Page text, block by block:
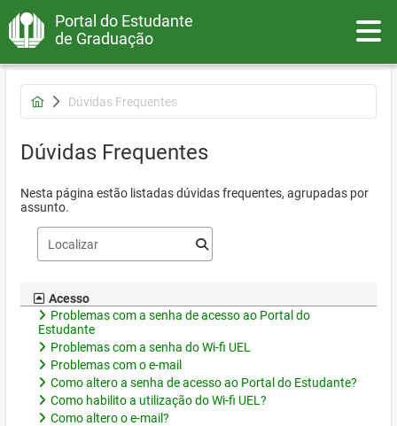
Portal do Estudante
de Graduação
Dúvidas Frequentes
Dúvidas Frequentes
Nesta página estão listadas dúvidas frequentes, agrupadas por
assunto.
Acesso
Problemas com a senha de acesso ao Portal do
Estudante
Problemas com a senha do Wi-fi UEL
Problemas com o e-mail
Como altero a senha de acesso ao Portal do Estudante?
Como habilito a utilização do Wi-fi UEL?
Como altero o e-mail?